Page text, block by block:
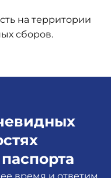
на территории
сборов.
время и ответим